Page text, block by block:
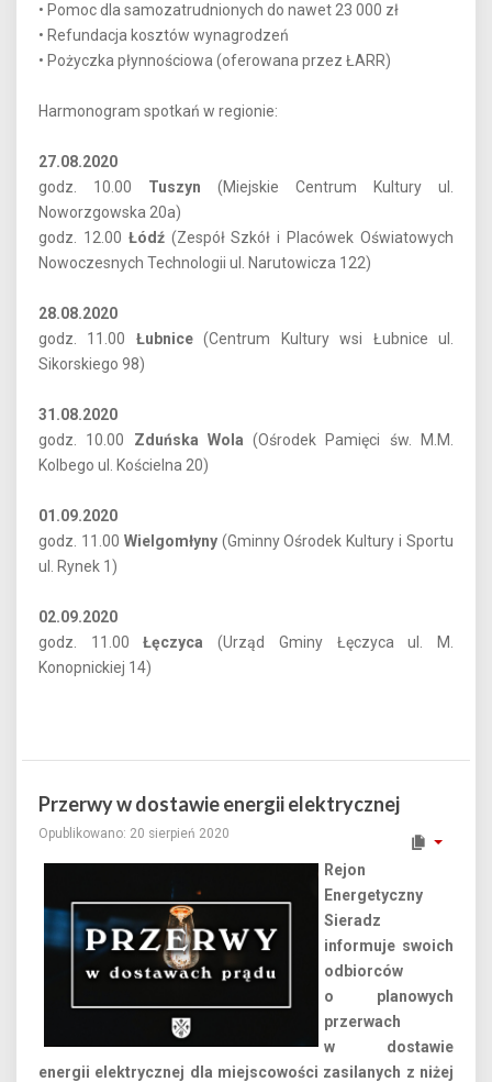
• Pomoc dla samozatrudnionych do nawet 23 000 zł
• Refundacja kosztów wynagrodzeń
• Pożyczka płynnościowa (oferowana przez ŁARR)
Harmonogram spotkań w regionie:
27.08.2020
godz. 10.00 Tuszyn (Miejskie Centrum Kultury ul.
Noworzgowska 20a)
godz. 12.00 Łódź(Zespół Szkół i Placówek Oświatowych
Nowoczesnych Technologii ul. Narutowicza 122)
28.08.2020
godz. 11.00 Łubnice(Centrum Kultury wsi Łubnice ul.
Sikorskiego 98)
31.08.2020
godz. 10.00 Zduńska Wola (Ośrodek Pamięci św. M.M.
Kolbego ul. Kościelna 20)
01.09.2020
godz. 11.00 Wielgomłyny(Gminny Ośrodek Kultury i Sportu
ul. Rynek 1)
02.09.2020
godz. 11.00Łęczyca (Urząd Gminy Łęczyca ul. M.
Konopnickiej 14)
Przerwy w dostawie energii elektrycznej
Opublikowano: 20 sierpień 2020
Rejon
Energetyczny
Sieradz
informuje swoich
odbiorców
o planowych
przerwach
w dostawie
energii elektrycznej dla miejscowości zasilanych z niżej